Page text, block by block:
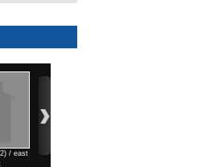
1 rooms / north side of Kino